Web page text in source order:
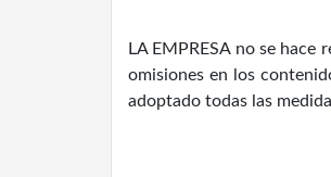
LA EMPRESA no se
omisiones en los
adoptado todas las